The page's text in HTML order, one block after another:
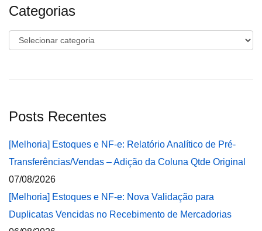
Categorias
Categorias
Posts Recentes
[Melhoria] Estoques e NF-e: Relatório Analítico de Pré-
Transferências/Vendas – Adição da Coluna Qtde Original
07/08/2026
[Melhoria] Estoques e NF-e: Nova Validação para
Duplicatas Vencidas no Recebimento de Mercadorias